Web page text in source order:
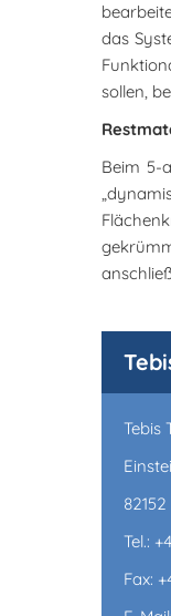
das
sollen,
Beim 5-
Tebis
Tel.:
Fax: